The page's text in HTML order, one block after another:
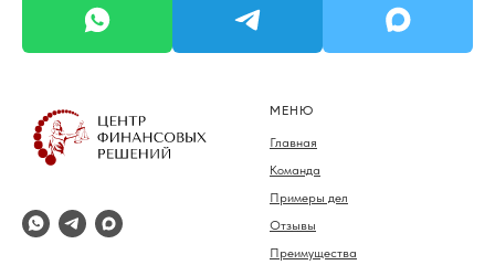
МЕНЮ
Главная
Команда
Примеры дел
Отзывы
Преимущества